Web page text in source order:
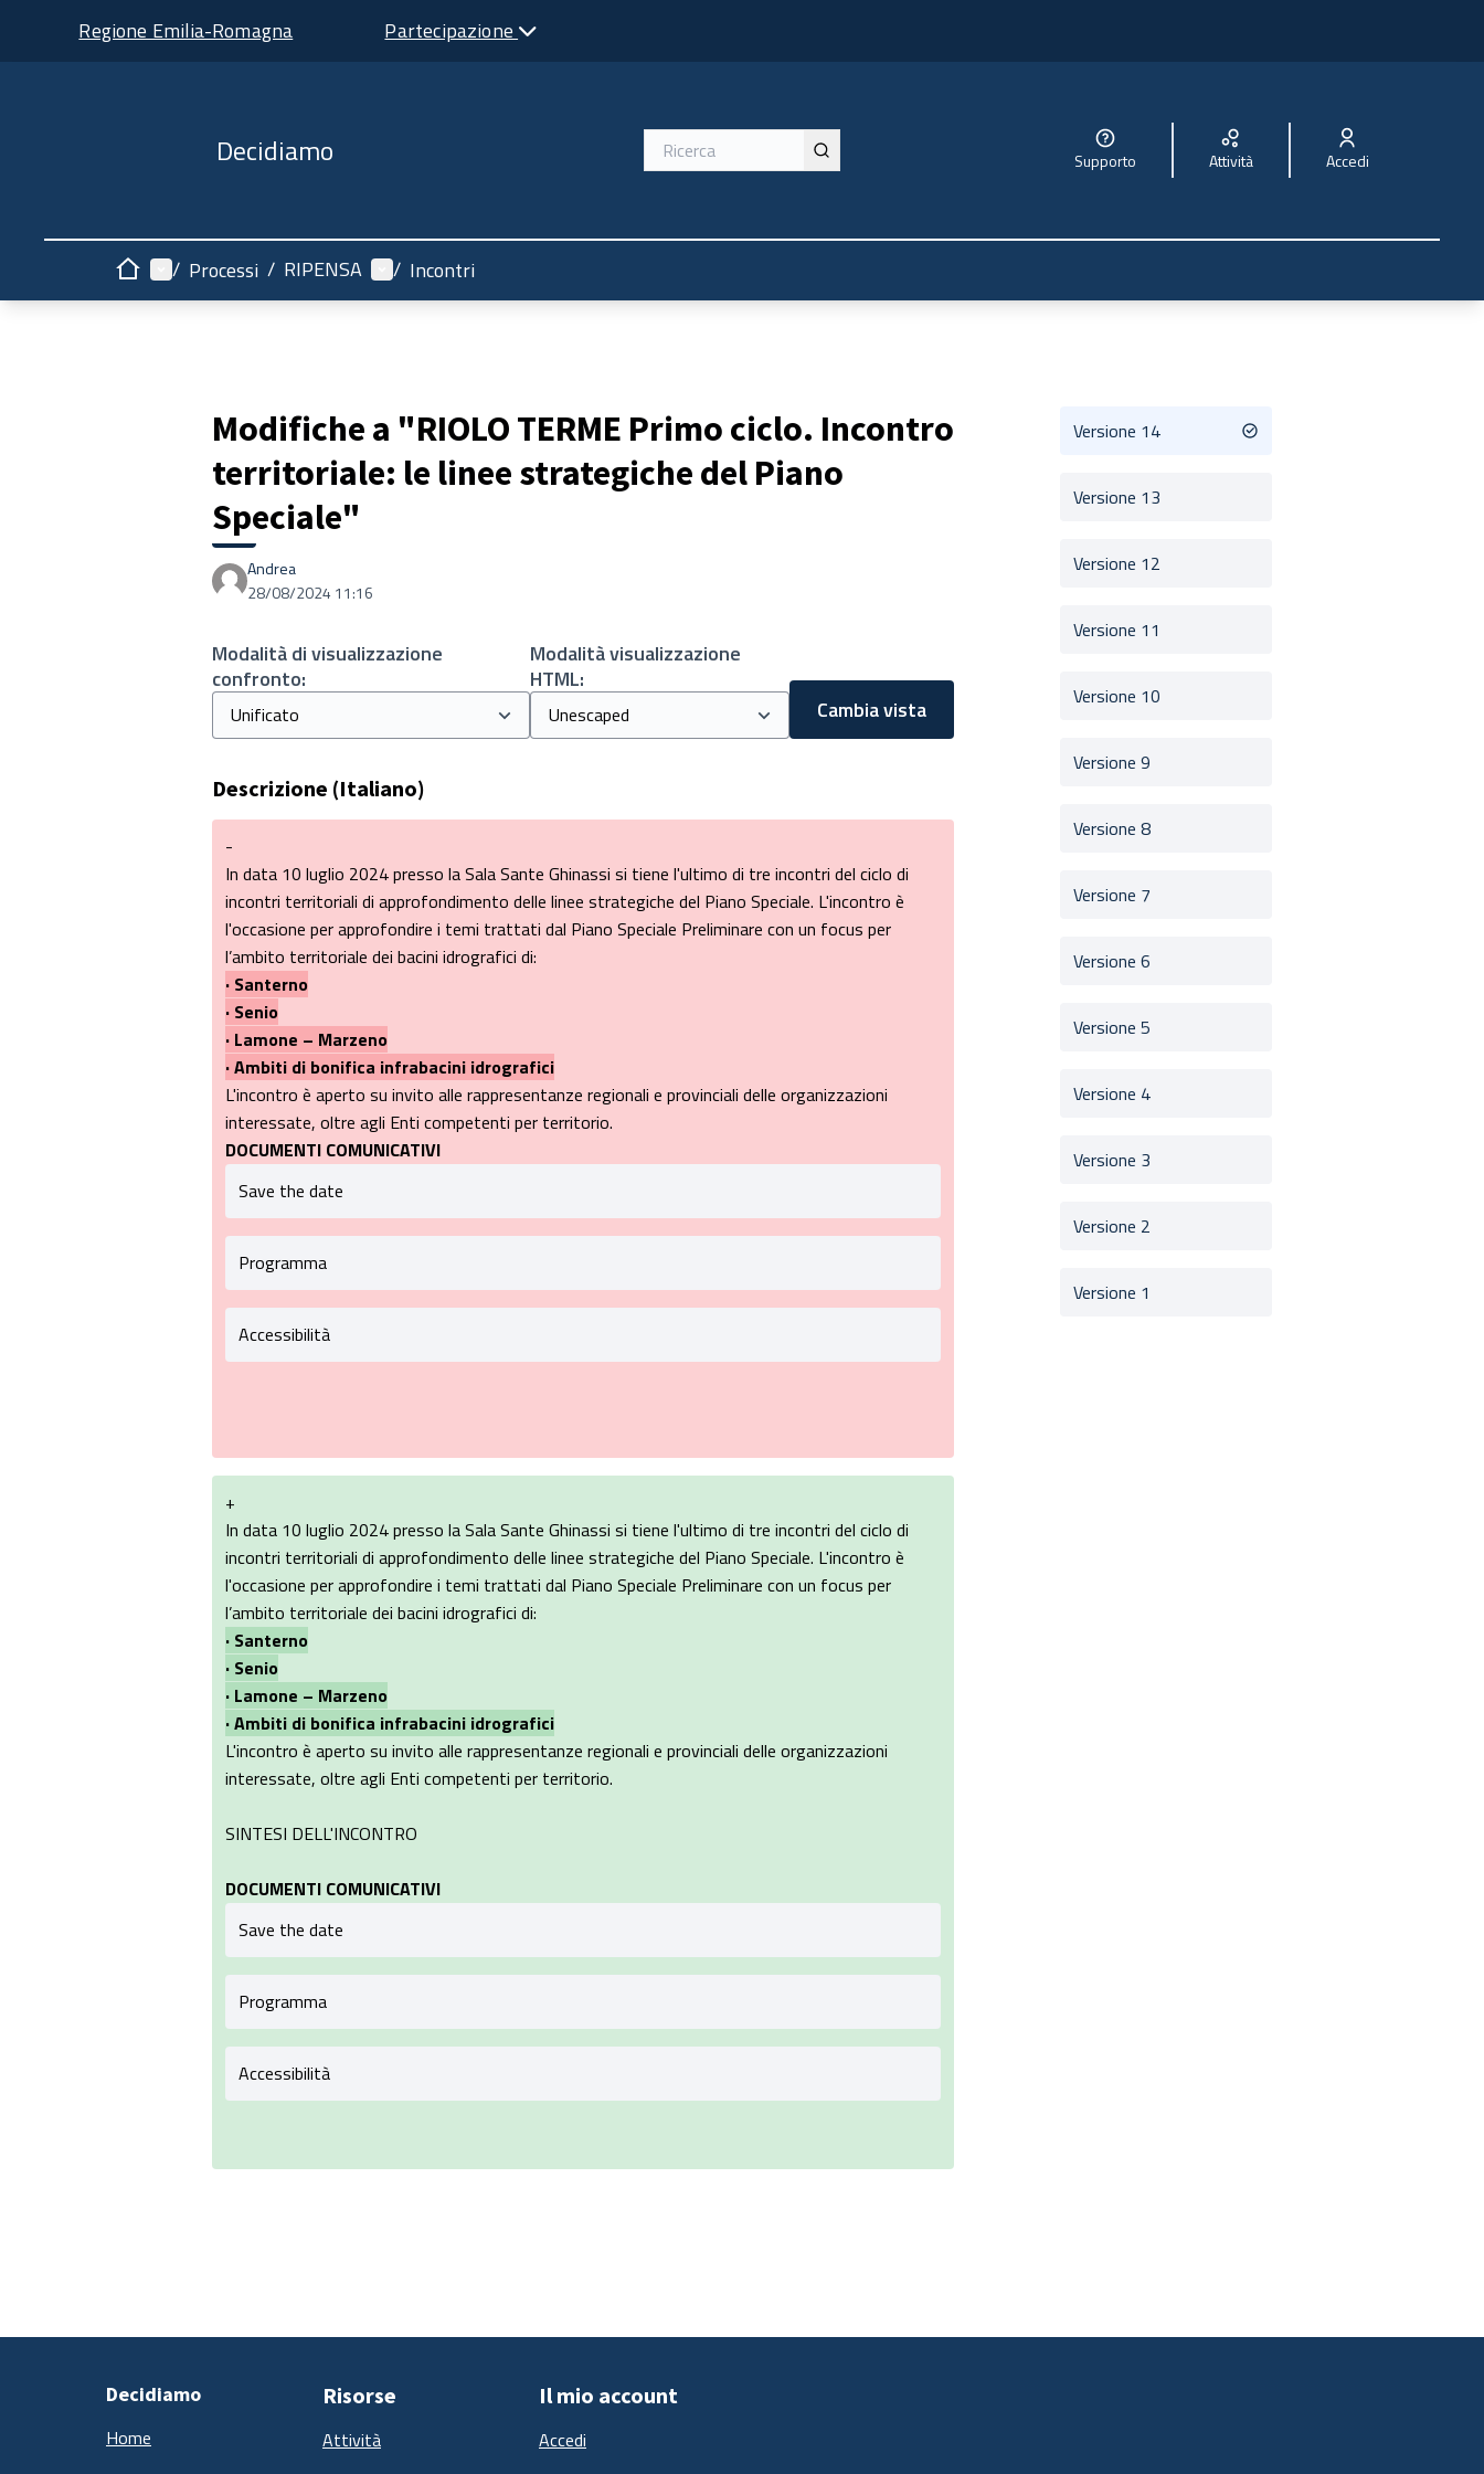
Regione Emilia-Romagna Partecipazione
Decidiamo Supporto Attività Accedi
HomeMenù principale
/ Processi / RIPENSA Menù utente
/ Incontri
Modifiche a "RIOLO TERME Primo ciclo. Incontro
territoriale: le linee strategiche del Piano
Speciale"
Andrea
28/08/2024 11:16
Modalità di visualizzazione
confronto:
Modalità visualizzazione
HTML:
Cambia vista
Descrizione (Italiano)
-
In data 10 luglio 2024 presso la Sala Sante Ghinassi si tiene l'ultimo di tre incontri del ciclo di
incontri territoriali di approfondimento delle linee strategiche del Piano Speciale. L'incontro è
l'occasione per approfondire i temi trattati dal Piano Speciale Preliminare con un focus per
l’ambito territoriale dei bacini idrografici di:
· Santerno
· Senio
· Lamone – Marzeno
· Ambiti di bonifica infrabacini idrografici
L'incontro è aperto su invito alle rappresentanze regionali e provinciali delle organizzazioni
interessate, oltre agli Enti competenti per territorio.
DOCUMENTI COMUNICATIVI
Save the date
Programma
Accessibilità
+
In data 10 luglio 2024 presso la Sala Sante Ghinassi si tiene l'ultimo di tre incontri del ciclo di
incontri territoriali di approfondimento delle linee strategiche del Piano Speciale. L'incontro è
l'occasione per approfondire i temi trattati dal Piano Speciale Preliminare con un focus per
l’ambito territoriale dei bacini idrografici di:
· Santerno
· Senio
· Lamone – Marzeno
· Ambiti di bonifica infrabacini idrografici
L'incontro è aperto su invito alle rappresentanze regionali e provinciali delle organizzazioni
interessate, oltre agli Enti competenti per territorio.
SINTESI DELL'INCONTRO
DOCUMENTI COMUNICATIVI
Save the date
Programma
Accessibilità
Versione 14
Versione 13
Versione 12
Versione 11
Versione 10
Versione 9
Versione 8
Versione 7
Versione 6
Versione 5
Versione 4
Versione 3
Versione 2
Versione 1
Decidiamo
Home
Risorse
Attività
Il mio account
Accedi